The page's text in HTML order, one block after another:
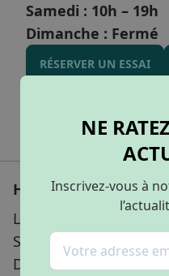
Samedi : 10h – 19h
Dimanche : Fermé
RÉSERVER UN ESSAI
Horaires du magasin
Lundi au Vendredi : 9h
Samedi : 10h – 19h
Dimanche : Fermé
NE
Inscrivez-vous à